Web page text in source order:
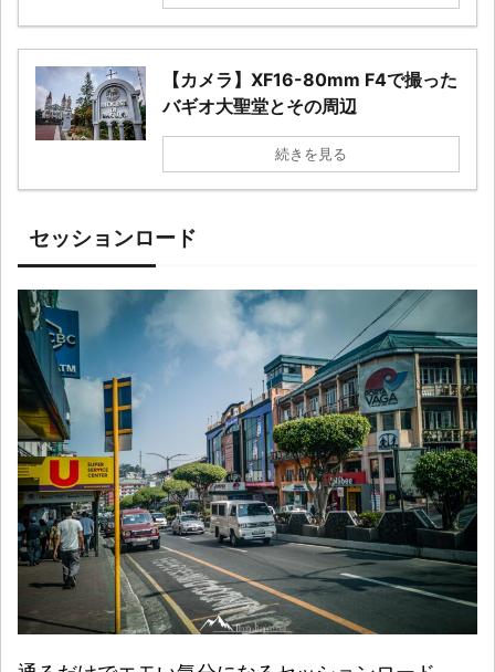
【カメラ】XF16-80mm F4で撮った
バギオ大聖堂とその周辺
続きを見る
セッションロード